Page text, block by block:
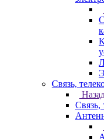
Связь,
Связь,